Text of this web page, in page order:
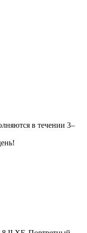
в течении 3–